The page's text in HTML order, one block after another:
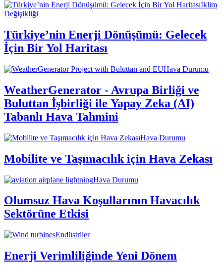
İklim
Değişikliği
Türkiye’nin Enerji Dönüşümü: Gelecek
İçin Bir Yol Haritası
Hava Durumu
WeatherGenerator - Avrupa Birliği ve
Buluttan İşbirliği ile Yapay Zeka (AI)
Tabanlı Hava Tahmini
Hava Durumu
Mobilite ve Taşımacılık için Hava Zekası
Hava Durumu
Olumsuz Hava Koşullarının Havacılık
Sektörüne Etkisi
Endüstriler
Enerji Verimliliğinde Yeni Dönem